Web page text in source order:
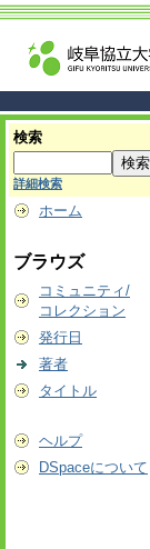
検索
詳細検索
ホーム
ブラウズ
コミュニティ/
コレクション
発行日
著者
タイトル
ヘルプ
DSpaceについて